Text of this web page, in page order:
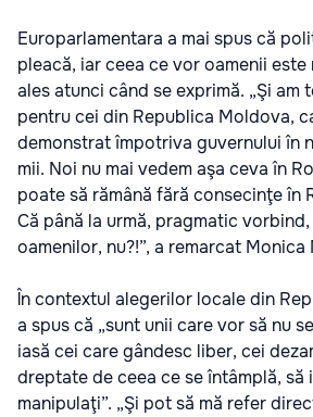
Europarlamentara a mai spus că
pleacă, iar ceea ce vor oamenii
ales atunci când se exprimă. „Şi am
pentru cei din Republica Moldova,
demonstrat împotriva guvernului în
mii. Noi nu mai vedem aşa ceva în
poate să rămână fără consecinţe în
Că până la urmă, pragmatic
oamenilor, nu?!”, a remarcat Monica
În contextul alegerilor locale din
a spus că „sunt unii care vor să nu
iasă cei care gândesc liber, cei
dreptate de ceea ce se întâmplă, să
manipulaţi”. „Şi pot să mă refer